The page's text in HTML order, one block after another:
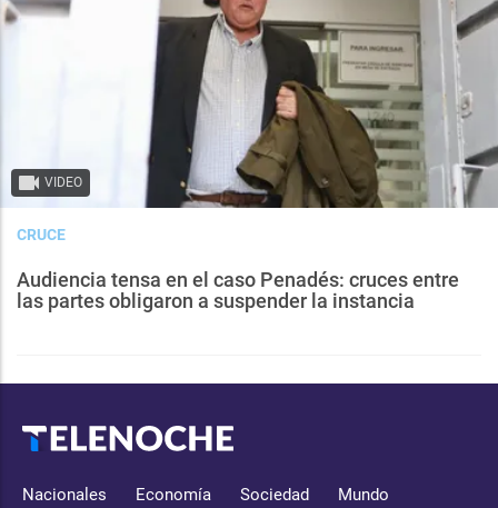
VIDEO
CRUCE
Audiencia tensa en el caso Penadés: cruces entre
las partes obligaron a suspender la instancia
Nacionales Economía Sociedad Mundo